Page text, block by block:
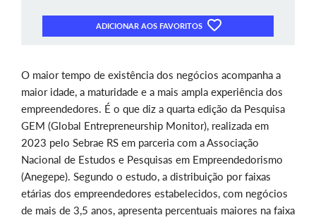
ADICIONAR AOS FAVORITOS
O maior tempo de existência dos negócios acompanha a
maior idade, a maturidade e a mais ampla experiência dos
empreendedores. É o que diz a quarta edição da Pesquisa
GEM (Global Entrepreneurship Monitor), realizada em
2023 pelo Sebrae RS em parceria com a Associação
Nacional de Estudos e Pesquisas em Empreendedorismo
(Anegepe). Segundo o estudo, a distribuição por faixas
etárias dos empreendedores estabelecidos, com negócios
de mais de 3,5 anos, apresenta percentuais maiores na faixa